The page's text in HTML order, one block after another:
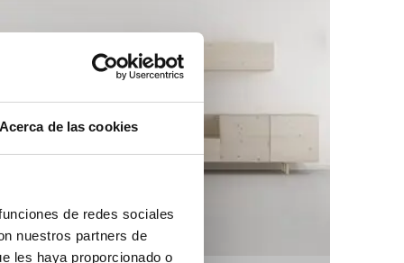
Acerca de las cookies
de redes sociales
nuestros partners de
les haya proporcionado o